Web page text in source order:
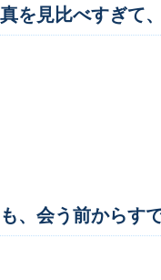
を見比べすぎて
、会う前からす